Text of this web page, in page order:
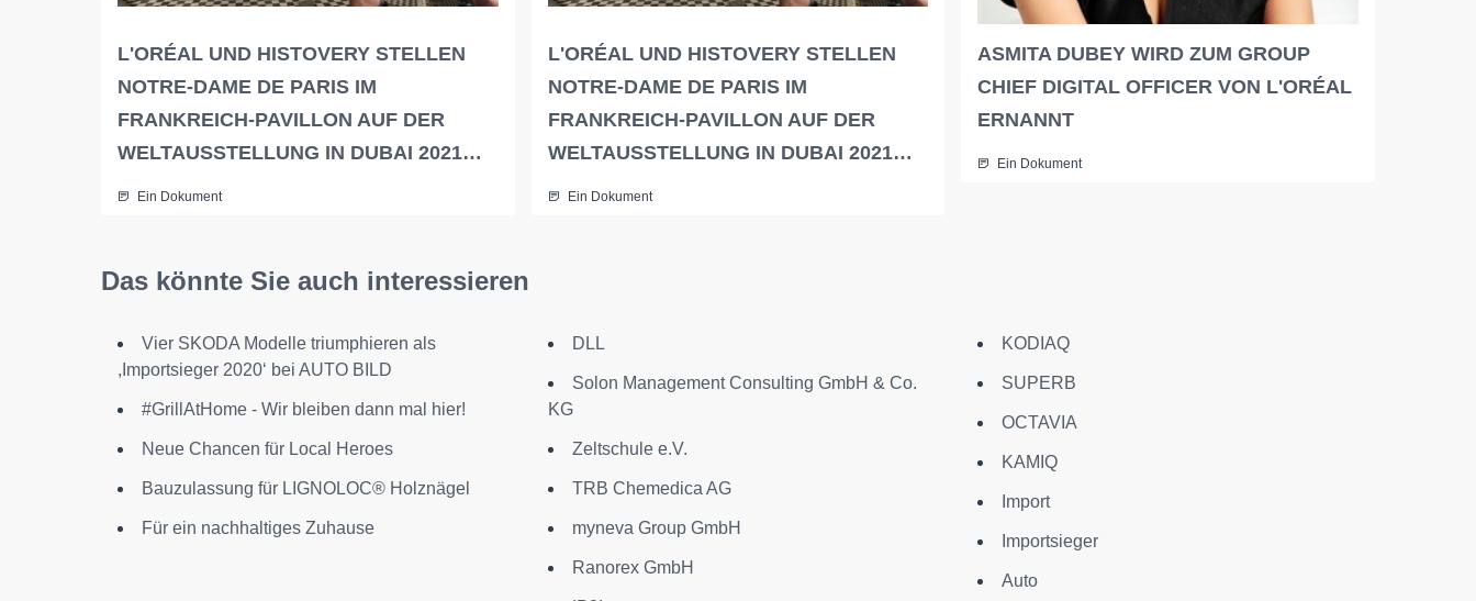
L'ORÉAL UND HISTOVERY STELLEN
NOTRE-DAME DE PARIS IM
FRANKREICH-PAVILLON AUF DER
WELTAUSSTELLUNG IN DUBAI 2021…
Ein Dokument
L'ORÉAL UND HISTOVERY STELLEN
NOTRE-DAME DE PARIS IM
FRANKREICH-PAVILLON AUF DER
WELTAUSSTELLUNG IN DUBAI 2021…
Ein Dokument
ASMITA DUBEY WIRD ZUM GROUP
CHIEF DIGITAL OFFICER VON L'ORÉAL
ERNANNT
Ein Dokument
Das könnte Sie auch interessieren
Vier SKODA Modelle triumphieren als
,Importsieger 2020‘ bei AUTO BILD
#GrillAtHome - Wir bleiben dann mal hier!
Neue Chancen für Local Heroes
Bauzulassung für LIGNOLOC® Holznägel
Für ein nachhaltiges Zuhause
DLL
Solon Management Consulting GmbH & Co.
KG
Zeltschule e.V.
TRB Chemedica AG
myneva Group GmbH
Ranorex GmbH
KODIAQ
SUPERB
OCTAVIA
KAMIQ
Import
Importsieger
Auto